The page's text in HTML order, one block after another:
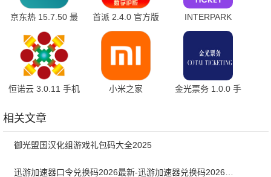
京东热 15.7.50 最
新版
首派 2.4.0 官方版
INTERPARK
GLOBAL国际版
恒诺云 3.0.11 手机
小米之家
金光票务 1.0.0 手
相关文章
御光盟国汉化组游戏礼包码大全2025